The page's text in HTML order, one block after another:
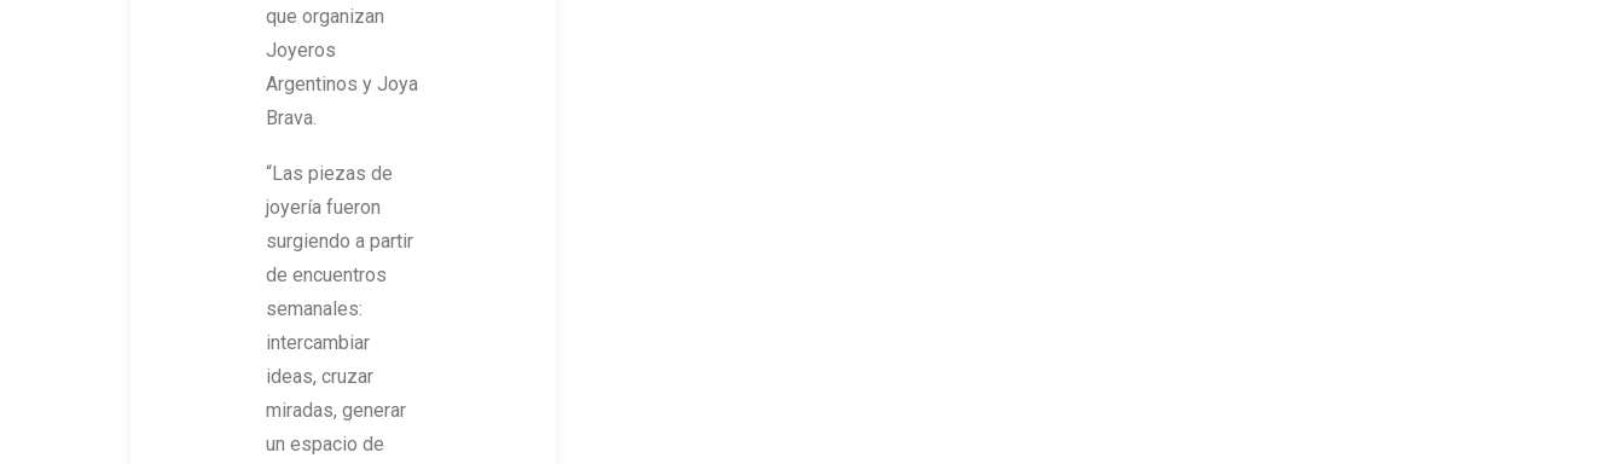
que organizan
Joyeros
Argentinos y Joya
Brava.
“Las piezas de
joyería fueron
surgiendo a partir
de encuentros
semanales:
intercambiar
ideas, cruzar
miradas, generar
un espacio de